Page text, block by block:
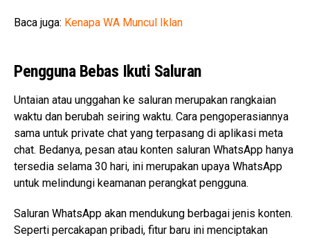
Baca juga: Kenapa WA Muncul Iklan
Pengguna Bebas Ikuti Saluran
Untaian atau unggahan ke saluran merupakan rangkaian
waktu dan berubah seiring waktu. Cara pengoperasiannya
sama untuk private chat yang terpasang di aplikasi meta
chat. Bedanya, pesan atau konten saluran WhatsApp hanya
tersedia selama 30 hari, ini merupakan upaya WhatsApp
untuk melindungi keamanan perangkat pengguna.
Saluran WhatsApp akan mendukung berbagai jenis konten.
Seperti percakapan pribadi, fitur baru ini menciptakan